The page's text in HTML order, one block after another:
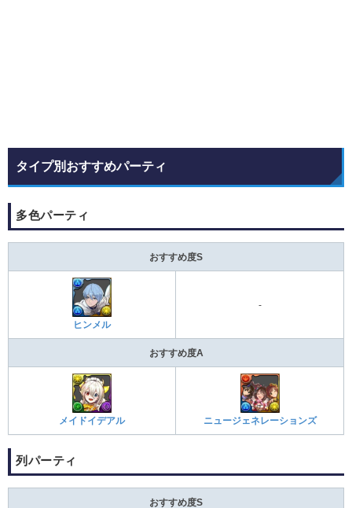
タイプ別おすすめパーティ
多色パーティ
おすすめ度S
ヒンメル
-
おすすめ度A
メイドイデアル ニュージェネレーションズ
列パーティ
おすすめ度S